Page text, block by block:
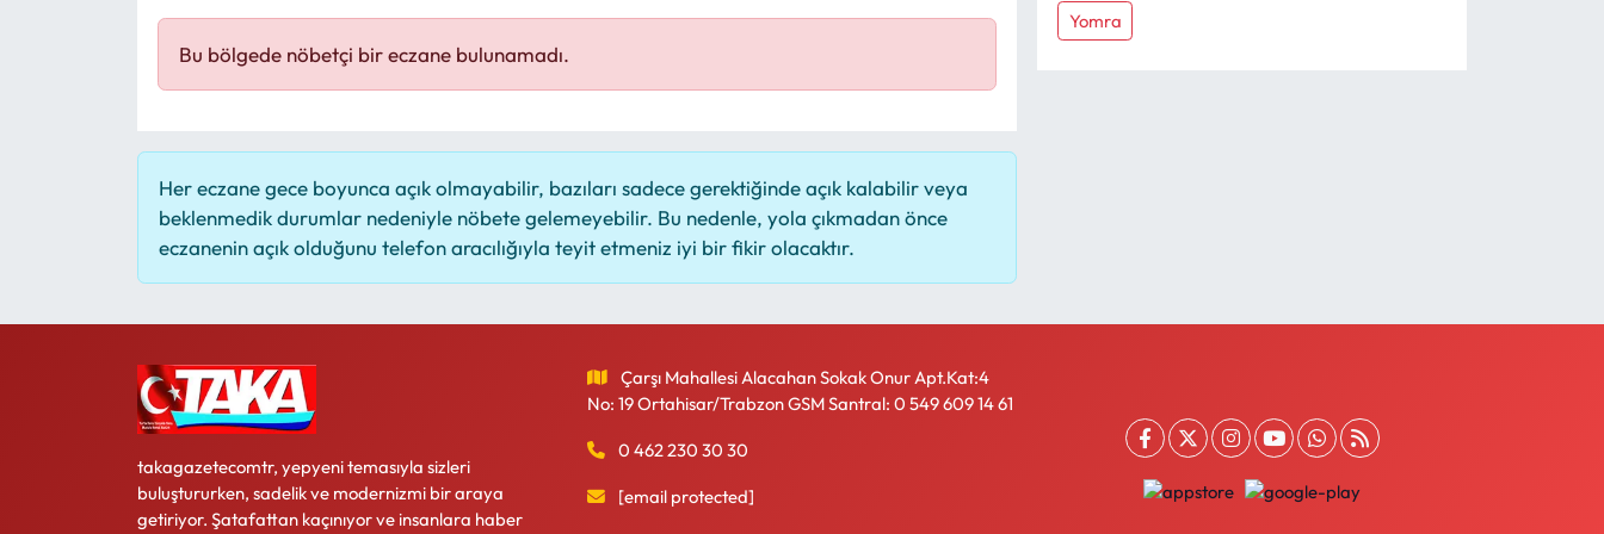
Bu bölgede nöbetçi bir eczane bulunamadı.
Her eczane gece boyunca açık olmayabilir, bazıları sadece gerektiğinde açık kalabilir veya
beklenmedik durumlar nedeniyle nöbete gelemeyebilir. Bu nedenle, yola çıkmadan önce
eczanenin açık olduğunu telefon aracılığıyla teyit etmeniz iyi bir fikir olacaktır.
Yomra
takagazetecomtr, yepyeni temasıyla sizleri
buluştururken, sadelik ve modernizmi bir araya
getiriyor. Şatafattan kaçınıyor ve insanlara haber
Çarşı Mahallesi Alacahan Sokak Onur Apt.Kat:4
No: 19 Ortahisar/Trabzon GSM Santral: 0 549 609 14 61
0 462 230 30 30
[email protected]
Mektup Galeri
Manşet
Köşe Yazıları
Karikatür Galeri
ASTROLOJİ
Spor Yazıları
Mektup Galeri